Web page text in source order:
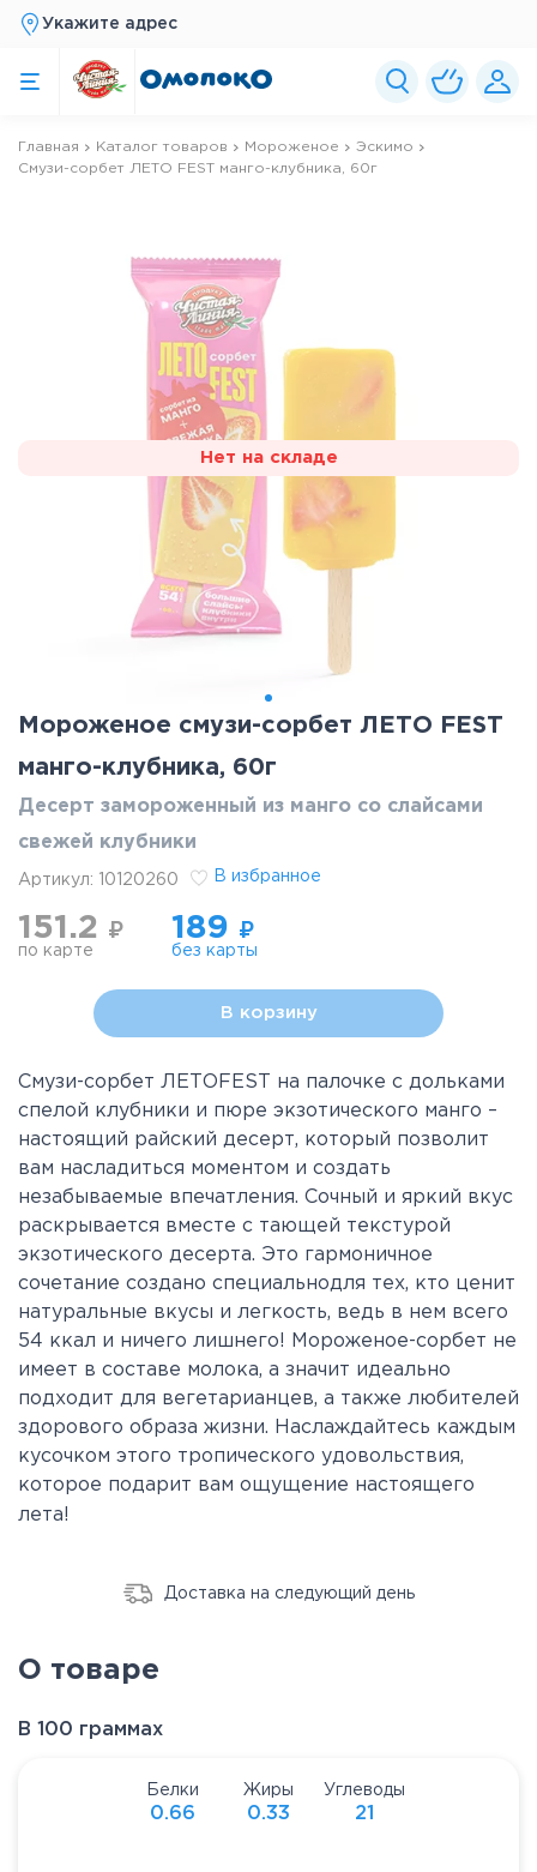
Укажите адрес
Главная Каталог товаров Мороженое
Эскимо
Смузи-сорбет ЛЕТО FEST манго-клубника, 60г
Нет на складе
Мороженое смузи-сорбет ЛЕТО FEST
манго-клубника, 60г
Десерт замороженный из манго со слайсами
свежей клубники
Артикул: 10120260 В избранное
151.2 ₽
по карте
189 ₽
без карты
В корзину
Смузи-сорбет Л ЕТОFEST на палочке с дольками
спелой клубники и пюре экзотического манго –
настоящий райский десерт, который позволит
вам насладиться моментом и создать
незабываемые впечатления. Сочный и яркий вкус
раскрывается вместе с тающей текстурой
экзотического десерта. Это гармоничное
сочетание создано специальнодля тех, кто ценит
натуральные вкусы и легкость, ведь в нем всего
54 ккал и ничего лишнего!
Мороженое-сорбет не
имеет в составе молока, а значит идеально
подходит для вегетарианцев, а также любителей
здорового образа жизни. Наслаждайтесь каждым
кусочком этого тропического удовольствия,
которое подарит вам ощущение настоящего
лета!
Доставка на следующий день
О товаре
В 100 граммах
Белки
0.66
Жиры
0.33
Углеводы
21